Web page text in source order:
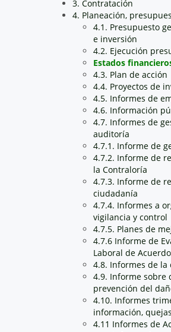
3. Contratación
4. Planeación,
4.1. Presupuesto
e inversión
4.2. Ejecución
Estados
4.3. Plan de acción
4.4. Proyectos de
4.5. Informes de
4.6. Información
4.7. Informes de
auditoría
4.7.1. Informe de
4.7.2. Informe de
la Contraloría
4.7.3. Informe de
ciudadanía
4.7.4. Informes a
vigilancia y control
4.7.5. Planes de
4.7.6 Informe de
Laboral de
4.8. Informes de
4.9. Informe sobre
prevención del
4.10. Informes
información,
4.11 Informes de